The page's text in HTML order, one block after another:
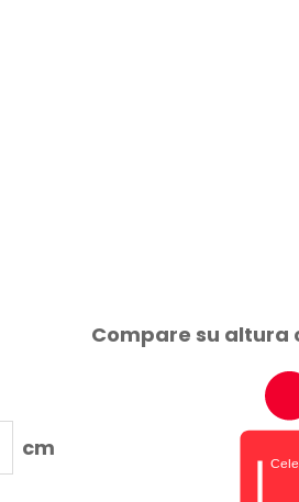
Compare su altura
cm